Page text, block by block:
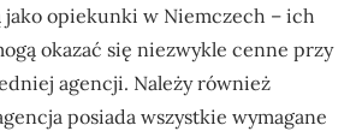
opiekunki w Niemczech – ich
okazać się niezwykle cenne przy
agencji. Należy również
posiada wszystkie wymagane